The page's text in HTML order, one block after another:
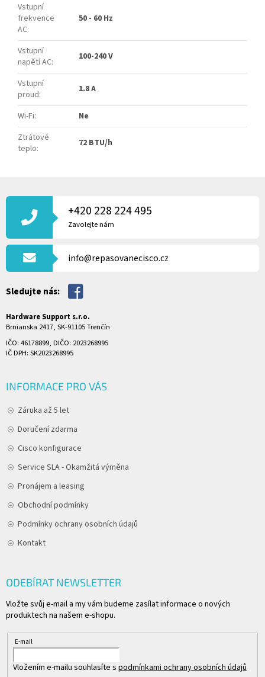
Vstupní
frekvence
AC:
50 - 60 Hz
Vstupní
napětí AC: 100-240 V
Vstupní
proud: 1.8 A
Wi-Fi:
Ne
Ztrátové
teplo: 72 BTU/h
Á
T
+420 228 224 495
Zavolejte nám
info@repasovanecisco.cz
Sledujte nás:
Hardware Support s.r.o.
Brnianska 2417, SK-91105 Trenčín
IČO: 46178899, DIČO: 2023268995
IČ DPH: SK2023268995
INFORMACE PRO VÁS
Záruka až 5 let
Doručení zdarma
Cisco konfigurace
Service SLA - Okamžitá výměna
Pronájem a leasing
Obchodní podmínky
Podmínky ochrany osobních údajů
Kontakt
ODEBÍRAT NEWSLETTER
Vložte svůj e-mail a my vám budeme zasílat informace o nových
produktech na našem e-shopu.
E-mail
Vložením e-mailu souhlasíte s podmínkami ochrany osobních údajů